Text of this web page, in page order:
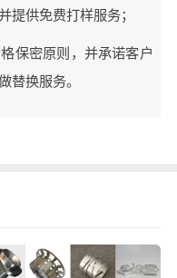
提供免费打样服务；
保密原则，并承诺客户
替换服务。